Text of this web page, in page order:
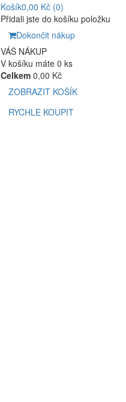
Košík0,00 Kč (0)
Přidali jste do košíku položku
Dokončit nákup
VÁŠ NÁKUP
V košíku máte 0 ks
Celkem 0,00 Kč
ZOBRAZIT KOŠÍK
RYCHLE KOUPIT